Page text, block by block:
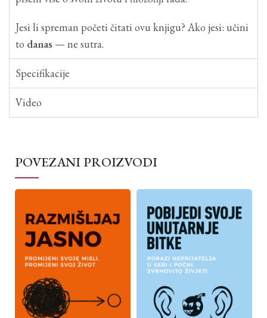
Jesi li spreman početi čitati ovu knjigu? Ako jesi: učini
to danas — ne sutra.
Specifikacije
Video
POVEZANI PROIZVODI